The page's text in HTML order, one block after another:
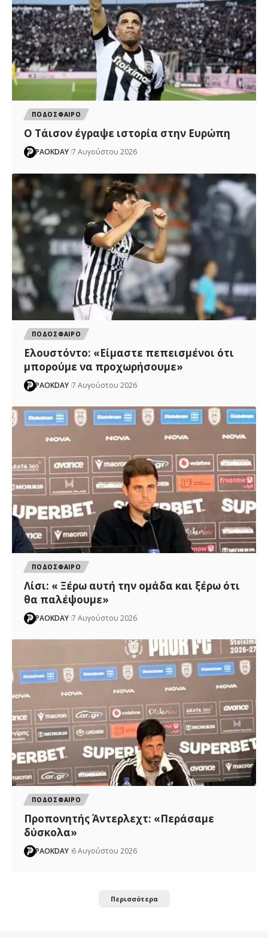
ΠΟΔΟΣΦΑΙΡΟ
Ο Τάισον έγραψε ιστορία στην Ευρώπη
PAOKDAY 7 Αυγούστου 2026
ΠΟΔΟΣΦΑΙΡΟ
Ελουστόντο: «Είμαστε πεπεισμένοι ότι
μπορούμε να προχωρήσουμε»
PAOKDAY 7 Αυγούστου 2026
ΠΟΔΟΣΦΑΙΡΟ
Λίσι: « Ξέρω αυτή την ομάδα και ξέρω ότι
θα παλέψουμε»
PAOKDAY 7 Αυγούστου 2026
ΠΟΔΟΣΦΑΙΡΟ
Προπονητής Άντερλεχτ: «Περάσαμε
δύσκολα»
PAOKDAY 6 Αυγούστου 2026
Περισσότερα